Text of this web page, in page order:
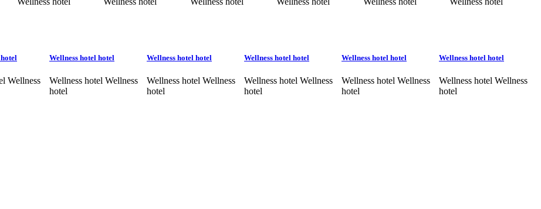
Wellness
Wellness hotel hotel
Wellness hotel Wellness
hotel
Wellness hotel hotel
Wellness hotel Wellness
hotel
Wellness hotel hotel
Wellness hotel Wellness
hotel
Wellness hotel hotel
Wellness hotel Wellness
hotel
Wellness hotel hotel
Wellness hotel Wellness
hotel